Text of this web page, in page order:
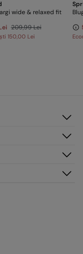
wide & relaxed fit
209,99 Lei
150,00 Lei